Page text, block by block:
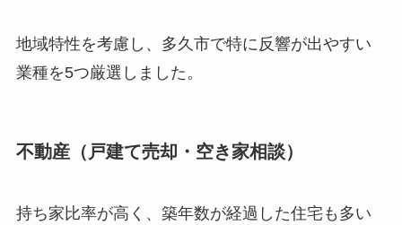
地域特性を考慮し、多久市で特に反響が出やすい
業種を5つ厳選しました。
不動産（戸建て売却・空き家相談）
持ち家比率が高く、築年数が経過した住宅も多い